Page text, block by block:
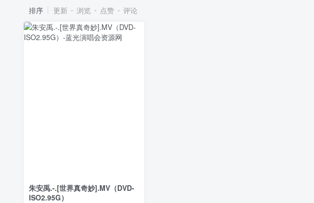
排序 更新 浏览 点赞 评论
朱安禹.-.[世界真奇妙].MV（DVD-
ISO2.95G）